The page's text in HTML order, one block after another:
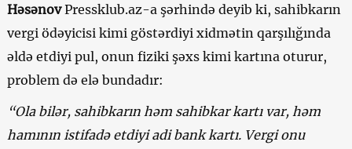
HəsənovPressklub.az-a şərhində deyib ki, sahibkarın
vergi ödəyicisi kimi göstərdiyi xidmətin qarşılığında
əldə etdiyi pul, onun fiziki şəxs kimi kartına oturur,
problem də elə bundadır:
“Ola bilər, sahibkarın həm sahibkar kartı var, həm
hamının istifadə etdiyi adi bank kartı. Vergi onu